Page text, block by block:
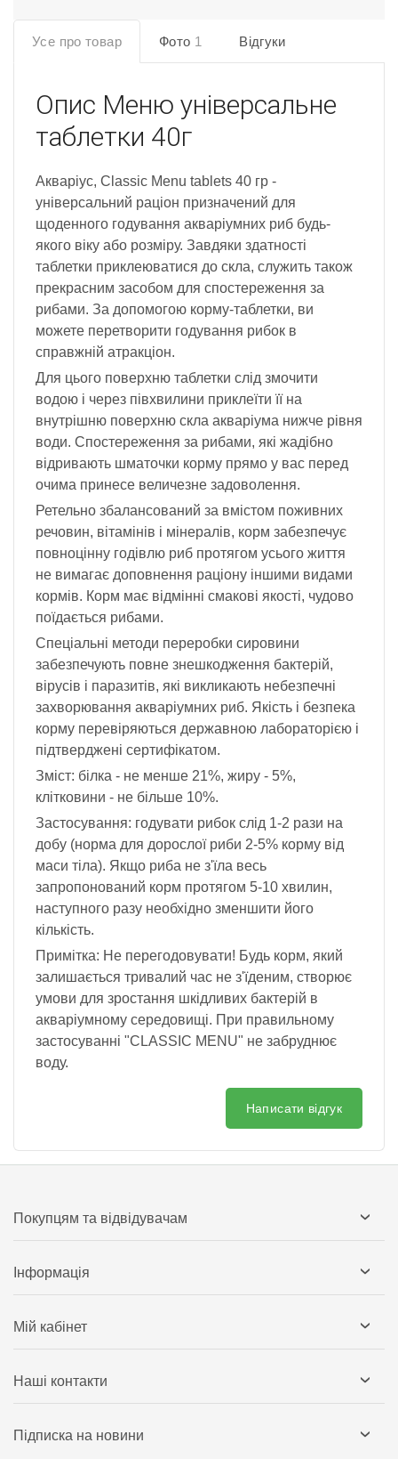
Усе про товар Фото 1 Відгуки
Опис Меню універсальне
таблетки 40г
Акваріус, Classic Menu tablets 40 гр -
універсальний раціон призначений для
щоденного годування акваріумних риб будь-
якого віку або розміру. Завдяки здатності
таблетки приклеюватися до скла, служить також
прекрасним засобом для спостереження за
рибами. За допомогою корму-таблетки, ви
можете перетворити годування рибок в
справжній атракціон.
Для цього поверхню таблетки слід змочити
водою і через півхвилини приклеїти її на
внутрішню поверхню скла акваріума нижче рівня
води. Спостереження за рибами, які жадібно
відривають шматочки корму прямо у вас перед
очима принесе величезне задоволення.
Ретельно збалансований за вмістом поживних
речовин, вітамінів і мінералів, корм забезпечує
повноцінну годівлю риб протягом усього життя
не вимагає доповнення раціону іншими видами
кормів. Корм має відмінні смакові якості, чудово
поїдається рибами.
Спеціальні методи переробки сировини
забезпечують повне знешкодження бактерій,
вірусів і паразитів, які викликають небезпечні
захворювання акваріумних риб. Якість і безпека
корму перевіряються державною лабораторією і
підтверджені сертифікатом.
Зміст: білка - не менше 21%, жиру - 5%,
клітковини - не більше 10%.
Застосування: годувати рибок слід 1-2 рази на
добу (норма для дорослої риби 2-5% корму від
маси тіла). Якщо риба не з'їла весь
запропонований корм протягом 5-10 хвилин,
наступного разу необхідно зменшити його
кількість.
Примітка: Не перегодовувати! Будь корм, який
залишається тривалий час не з'їденим, створює
умови для зростання шкідливих бактерій в
акваріумному середовищі. При правильному
застосуванні "CLASSIC MENU" не забруднює
воду.
Написати відгук
Покупцям та відвідувачам
Інформація
Мій кабінет
Наші контакти
Підписка на новини